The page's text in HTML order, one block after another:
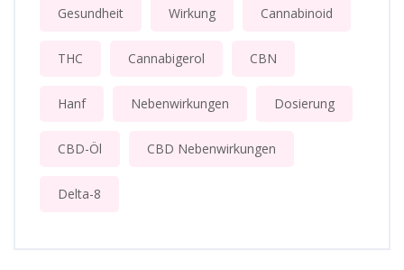
Gesundheit Wirkung Cannabinoid
THC Cannabigerol CBN
Hanf Nebenwirkungen Dosierung
CBD-Öl CBD Nebenwirkungen
Delta-8